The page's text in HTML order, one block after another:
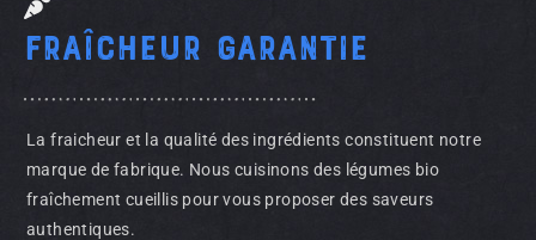
Fraîcheur garantie
La fraicheur et la qualité des ingrédients constituent notre
marque de fabrique. Nous cuisinons des légumes bio
fraîchement cueillis pour vous proposer des saveurs
authentiques.